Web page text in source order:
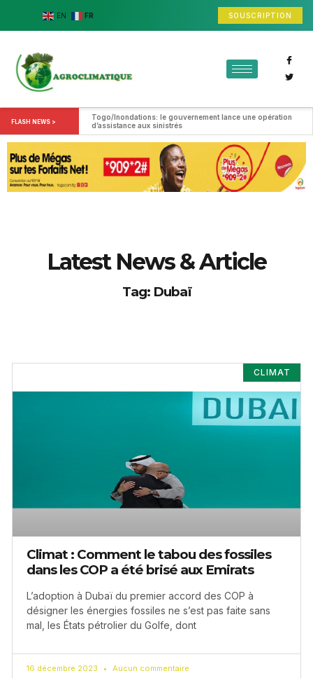
EN FR SOUSCRIPTION
FLASH NEWS >
Togo/Inondations: le gouvernement lance une opération
d’assistance aux sinistrés
Latest News & Article
Tag: Dubaï
CLIMAT
Climat : Comment le tabou des fossiles
dans les COP a été brisé aux Emirats
L’adoption à Dubaï du premier accord des COP à
désigner les énergies fossiles ne s’est pas faite sans
mal, les États pétrolier du Golfe, dont
16 décembre 2023 Aucun commentaire